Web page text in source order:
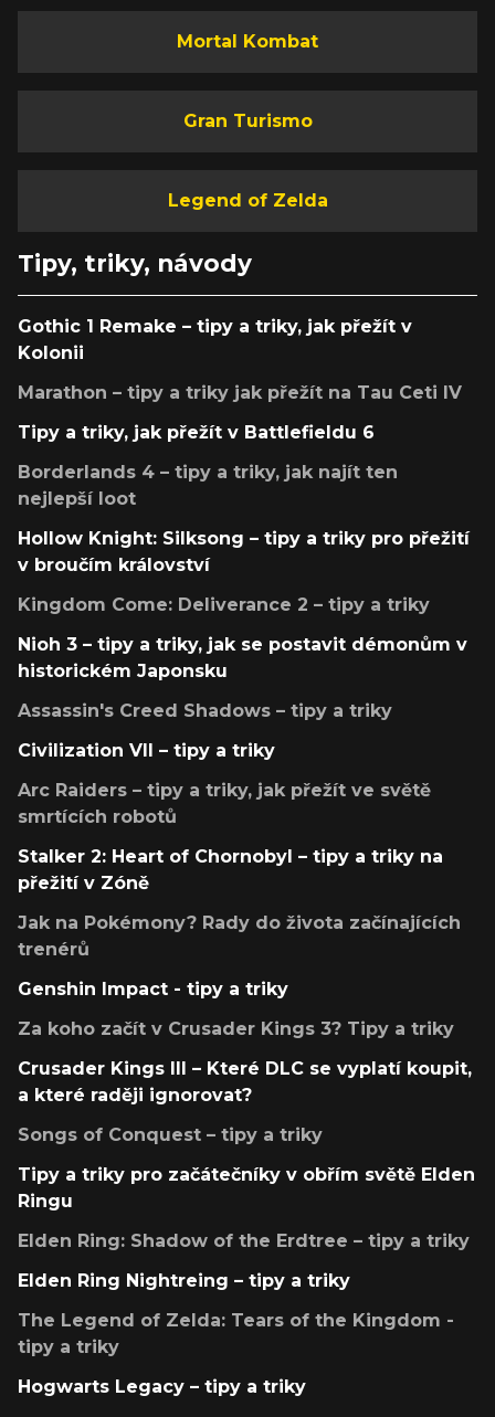
Mortal Kombat
Gran Turismo
Legend of Zelda
Tipy, triky, návody
Gothic 1 Remake – tipy a triky, jak přežít v
Kolonii
Marathon – tipy a triky jak přežít na Tau Ceti IV
Tipy a triky, jak přežít v Battlefieldu 6
Borderlands 4 – tipy a triky, jak najít ten
nejlepší loot
Hollow Knight: Silksong – tipy a triky pro přežití
v broučím království
Kingdom Come: Deliverance 2 – tipy a triky
Nioh 3 – tipy a triky, jak se postavit démonům v
historickém Japonsku
Assassin's Creed Shadows – tipy a triky
Civilization VII – tipy a triky
Arc Raiders – tipy a triky, jak přežít ve světě
smrtících robotů
Stalker 2: Heart of Chornobyl – tipy a triky na
přežití v Zóně
Jak na Pokémony? Rady do života začínajících
trenérů
Genshin Impact - tipy a triky
Za koho začít v Crusader Kings 3? Tipy a triky
Crusader Kings III – Které DLC se vyplatí koupit,
a které raději ignorovat?
Songs of Conquest – tipy a triky
Tipy a triky pro začátečníky v obřím světě Elden
Ringu
Elden Ring: Shadow of the Erdtree – tipy a triky
Elden Ring Nightreing – tipy a triky
The Legend of Zelda: Tears of the Kingdom -
tipy a triky
Hogwarts Legacy – tipy a triky